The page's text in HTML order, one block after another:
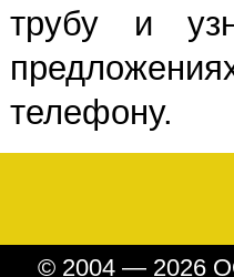
трубу и
телефону.
© 2004 — 2026